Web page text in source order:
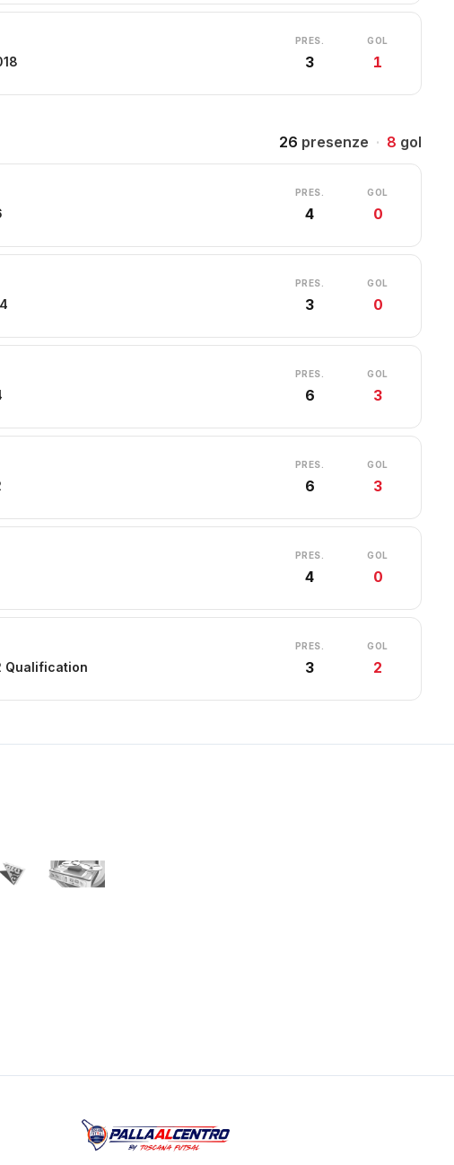
PRES.
3
GOL
1
26 presenze · 8 gol
PRES.
4
GOL
0
PRES.
3
GOL
0
PRES.
6
GOL
3
PRES.
6
GOL
3
PRES.
4
GOL
0
Qualification
PRES.
3
GOL
2